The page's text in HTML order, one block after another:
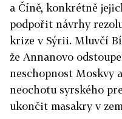
a Číně, konkrétně
podpořit návrhy
krize v Sýrii. Mluvčí
že Annanovo
neschopnost Moskvy
neochotu syrského
ukončit masakry v